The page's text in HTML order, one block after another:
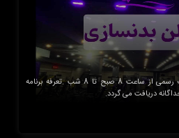
هر روز هفته بجز جمعه و تعطیلات رسمی از ساعت 8 صبح تا 8 شب .تعرفه برنامه